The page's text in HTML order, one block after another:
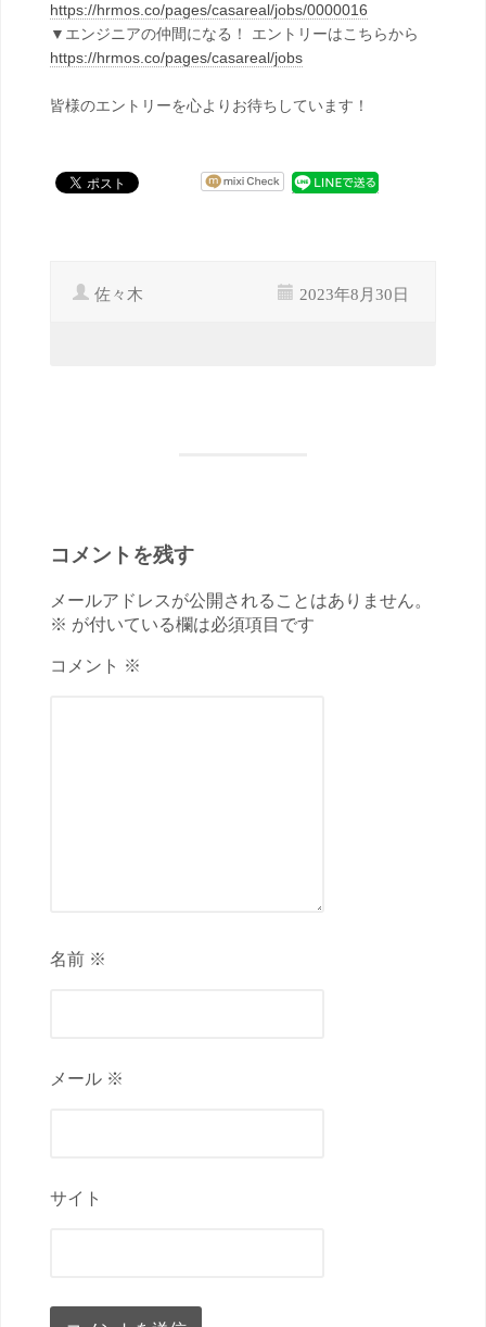
https://hrmos.co/pages/casareal/jobs/0000016
▼エンジニアの仲間になる！ エントリーはこちらから
https://hrmos.co/pages/casareal/jobs
皆様のエントリーを心よりお待ちしています！
佐々木 2023年8月30日
コメントを残す
メールアドレスが公開されることはありません。
※ が付いている欄は必須項目です
コメント ※
名前 ※
メール ※
サイト